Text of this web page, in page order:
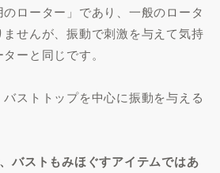
ローター」であり、一般のロータ
せんが、振動で刺激を与えて気持
ーと同じです。
ストトップを中心に振動を与える
バストもみほぐすアイテムではあ